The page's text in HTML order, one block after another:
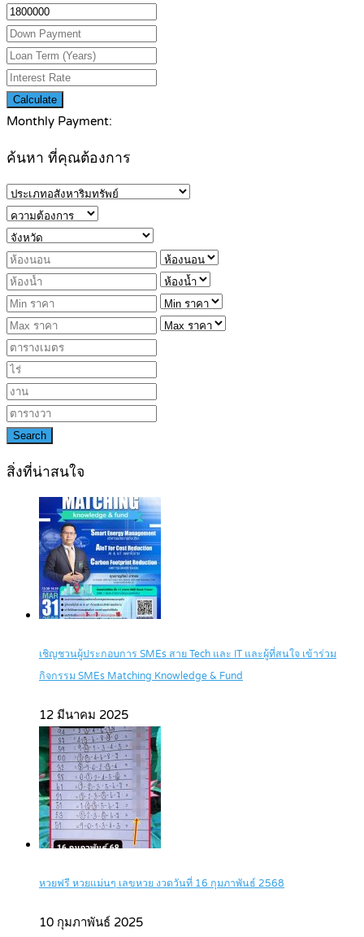
Calculate
Monthly Payment:
ค้นหา ที่คุณต้องการ
Search
สิ่งที่น่าสนใจ
เชิญชวนผู้ประกอบการ SMEs สาย Tech และ IT และผู้ที่สนใจ เข้าร่วม
กิจกรรม SMEs Matching Knowledge & Fund
12 มีนาคม 2025
หวยฟรี หวยแม่นๆ เลขหวย งวดวันที่ 16 กุมภาพันธ์ 2568
10 กุมภาพันธ์ 2025